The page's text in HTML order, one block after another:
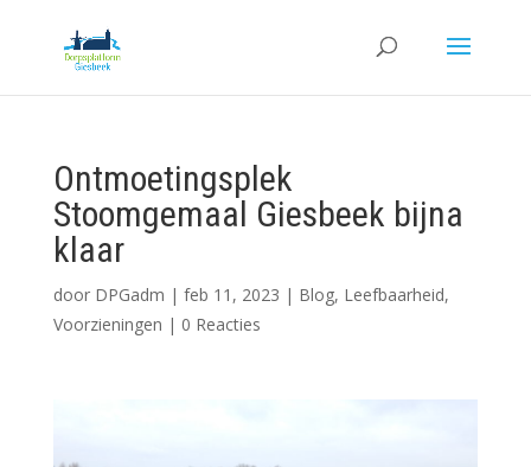
Ontmoetingsplek
Stoomgemaal Giesbeek bijna
klaar
door DPGadm | feb 11, 2023 | Blog, Leefbaarheid,
Voorzieningen | 0 Reacties